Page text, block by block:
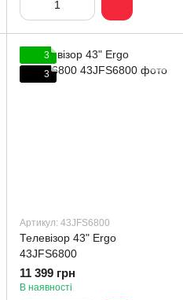
3
3
Артикул: 43JFS6800
Телевізор 43" Ergo
43JFS6800
11 399 грн
В наявності